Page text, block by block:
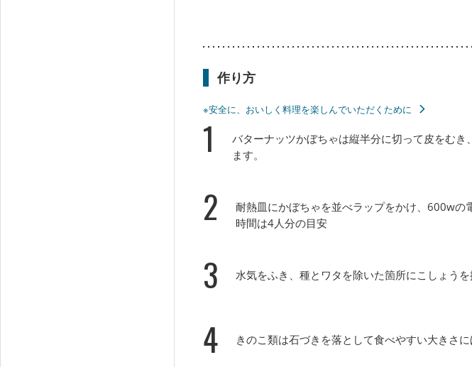
作り方
※安全に、おいしく料理を楽しんでいただくために
1
バターナッツかぼちゃは縦半分に切って皮をむ
ます。
2
耐熱皿にかぼちゃを並べラップをかけ、600w
時間は4人分の目安
3 水気をふき、種とワタを除いた箇所にこしょうを
4 きのこ類は石づきを落として食べやすい大きさ